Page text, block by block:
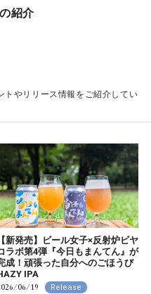
紹介
トやリリース情報をご紹介してい
【新発売】ビール女子×反射炉ビヤ
ラボ第4弾『今日もまんてん』が
成！頑張った自分へのごほうび
IPA
06/19 Release